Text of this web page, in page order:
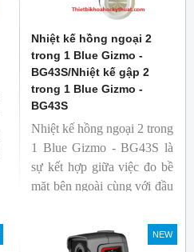
Nhiệt kế hồng ngoại 2
trong 1 Blue Gizmo -
BG43S/Nhiệt kế gập 2
trong 1 Blue Gizmo -
BG43S
Nhiệt kế hồng ngoại 2 trong
1 Blue Gizmo - BG43S là
sự kết hợp giữa việc đo bề
mặt bên ngoài cùng với đầu
Nhiệt kế thích hợp cho
ngành công nghiệp thực
NEW